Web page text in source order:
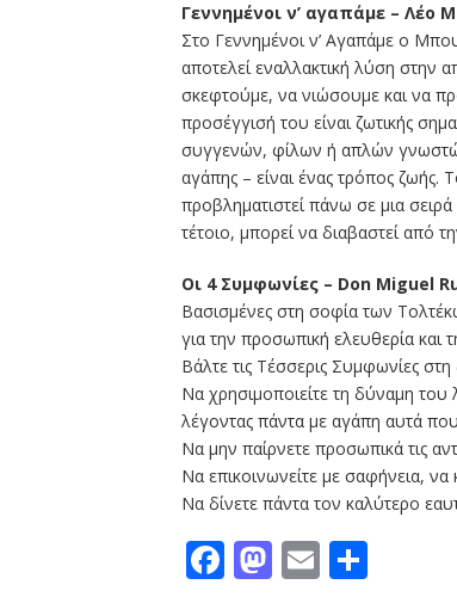
Γεννημένοι ν’ αγαπάμε – Λέο
Στο Γεννημένοι ν’ Αγαπάμε ο
αποτελεί εναλλακτική λύση στην
σκεφτούμε, να νιώσουμε και να
προσέγγισή του είναι ζωτικής
συγγενών, φίλων ή απλών
αγάπης – είναι ένας τρόπος ζωής.
προβληματιστεί πάνω σε μια
τέτοιο, μπορεί να διαβαστεί από
Οι 4 Συμφωνίες – Don Miguel
Βασισμένες στη σοφία των
για την προσωπική ελευθερία και
Βάλτε τις Τέσσερις Συμφωνίες
Να χρησιμοποιείτε τη δύναμη
λέγοντας πάντα με αγάπη αυτά
Να μην παίρνετε προσωπικά τις
Να επικοινωνείτε με σαφήνεια,
Να δίνετε πάντα τον καλύτερο
Facebook
Mastodon
Email